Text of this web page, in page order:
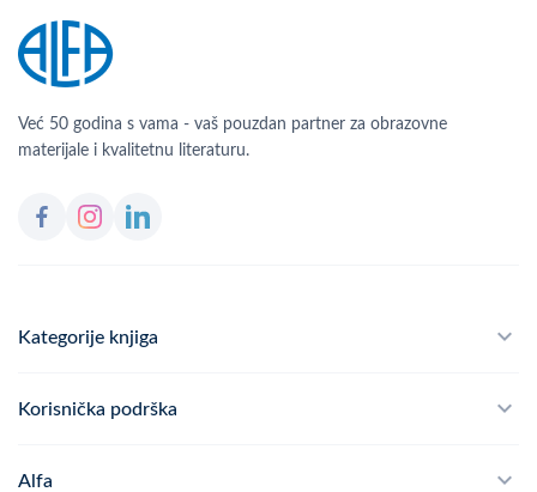
Već 50 godina s vama - vaš pouzdan partner za obrazovne
materijale i kvalitetnu literaturu.
Kategorije knjiga
Školski program
Korisnička podrška
Često postavljana pitanja
Alfa